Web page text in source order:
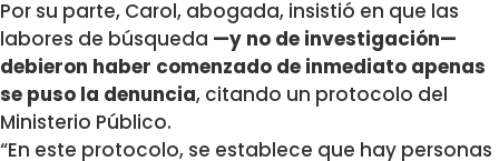
Por su parte, Carol, abogada, insistió en que las
labores de búsqueda —y no de investigación—
debieron haber comenzado de inmediato apenas
se puso la denuncia, citando un protocolo del
Ministerio Público.
“En este protocolo, se establece que hay personas